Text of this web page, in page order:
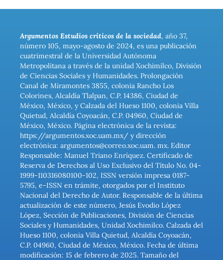
Argumentos Estudios críticos de la sociedad, año 37,
número 105, mayo-agosto de 2024, es una publicación
cuatrimestral de la Universidad Autónoma
Metropolitana a través de la unidad Xochimilco, División
de Ciencias Sociales y Humanidades. Prolongación
Canal de Miramontes 3855, colonia Rancho Los
Colorines, Alcaldía Tlalpan, C.P. 14386, Ciudad de
México, México, y Calzada del Hueso 1100, colonia Villa
Quietud, Alcaldía Coyoacán, C.P. 04960, Ciudad de
México, México. Página electrónica de la revista:
https://argumentos.xoc.uam.mx/ y dirección
electrónica: argumentos@correo.xoc.uam. mx. Editor
Responsable: Manuel Triano Enríquez. Certificado de
Reserva de Derechos al Uso Exclusivo del Título No. 04-
1999-110316080100-102, ISSN versión impresa 0187-
5795, e-ISSN en trámite, otorgados por el Instituto
Nacional del Derecho de Autor. Responsable de la última
actualización de este número, Jesús Evodio López
López, Sección de Publicaciones, División de Ciencias
Sociales y Humanidades, Unidad Xochimilco. Calzada del
Hueso 1100, colonia Villa Quietud, Alcaldía Coyoacán,
C.P. 04960, Ciudad de México, México. Fecha de última
modificación: 15 de febrero de 2025. Tamaño del